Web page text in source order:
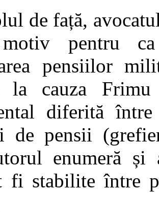
de față,
pentru
pensiilor
la cauza
diferită
de pensii
enumeră și
fi stabilite între